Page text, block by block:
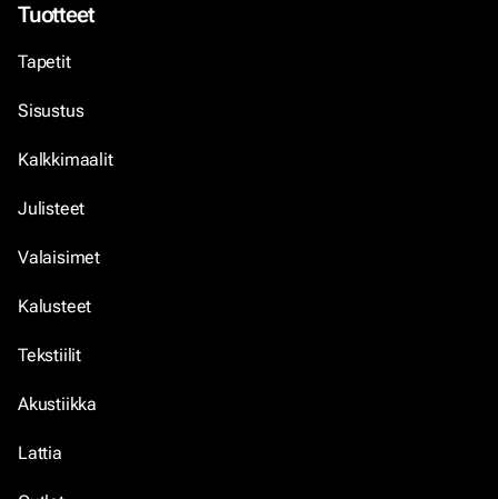
Tuotteet
Tapetit
Sisustus
Kalkkimaalit
Julisteet
Valaisimet
Kalusteet
Tekstiilit
Akustiikka
Lattia